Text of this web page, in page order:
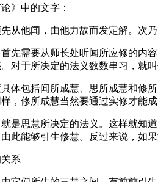
中的文字：
他闻，由他力故而发定解。次乃
需要从师长处听闻所应修的内容
对于所决定的法义数数串习，就叫
包括闻所成慧、思所成慧和修所
，修所成慧当然要通过实修才能
思慧所决定的法义。这样就知道
此能够引生修慧。反过来说，如
系